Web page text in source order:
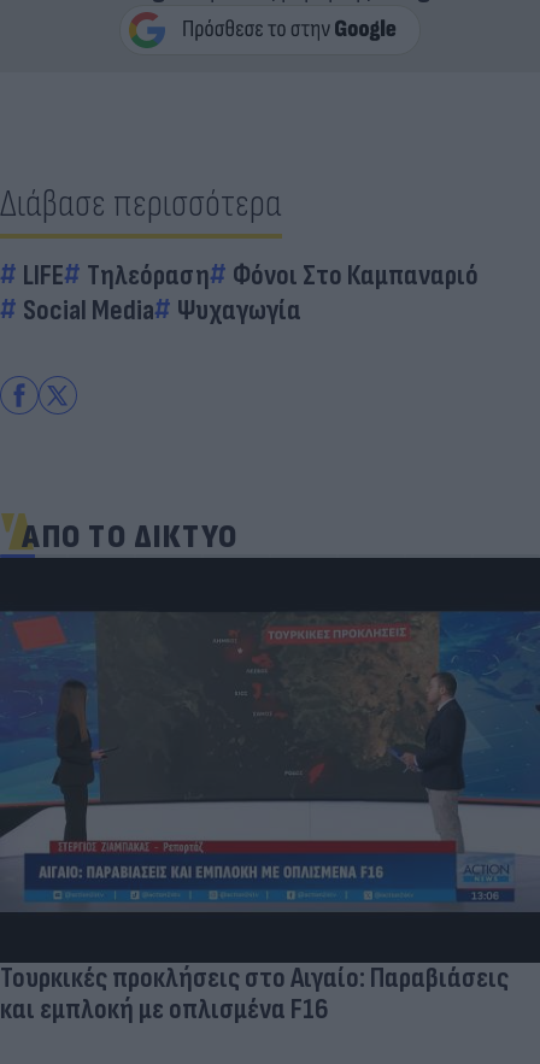
Διάβασε περισσότερα
LIFE Τηλεόραση
Φόνοι Στο Καμπαναριό
Social Media
Ψυχαγωγία
ΑΠΟ ΤΟ ΔΙΚΤΥΟ
Τουρκικές προκλήσεις στο Αιγαίο: Παραβιάσεις
και εμπλοκή με οπλισμένα F16